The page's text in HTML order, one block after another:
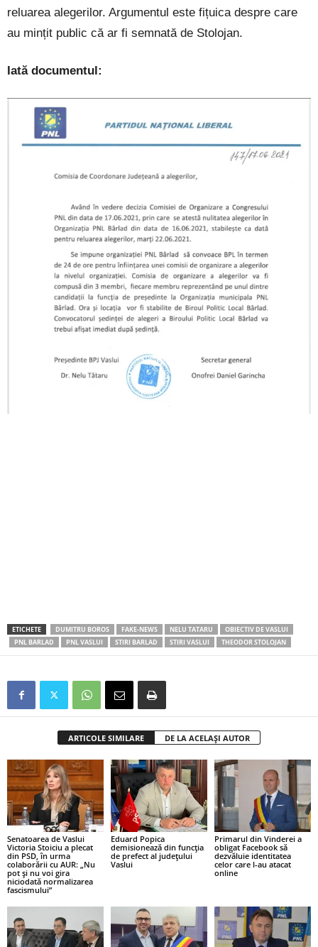
reluarea alegerilor. Argumentul este fițuica despre care
au mințit public că ar fi semnată de Stolojan.
Iată documentul:
ETICHETE DUMITRU BOROS FAKE-NEWS NELU TATARU
OBIECTIV DE VASLUI
PNL BARLAD
PNL VASLUI STIRI BARLAD STIRI VASLUI THEODOR STOLOJAN
ARTICOLE SIMILARE DE LA ACELAȘI AUTOR
Senatoarea de Vaslui
Victoria Stoiciu a plecat
din PSD, în urma
colaborării cu AUR: „Nu
pot și nu voi gira
niciodată normalizarea
fascismului”
Eduard Popica
demisionează din funcția
de prefect al județului
Vaslui
Primarul din Vinderei a
obligat Facebook să
dezvăluie identitatea
celor care l-au atacat
online